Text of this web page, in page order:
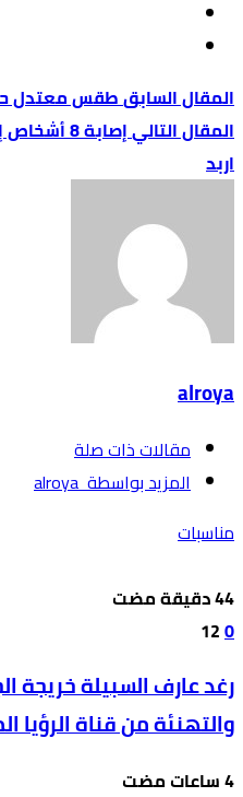
طقس معتدل
إصابة 8
اربد
alroya
‫مقالات ذات صلة‬
‫‫المزيد بواسطة‬ ‬ alroya
مناسبات
0
12
رغد عارف السبيلة خريجة
والتهنئة من قناة الرؤيا